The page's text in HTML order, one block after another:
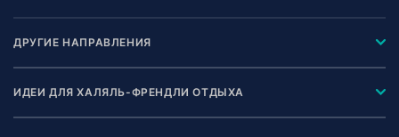
ДРУГИЕ НАПРАВЛЕНИЯ
ИДЕИ ДЛЯ ХАЛЯЛЬ-ФРЕНДЛИ ОТДЫХА